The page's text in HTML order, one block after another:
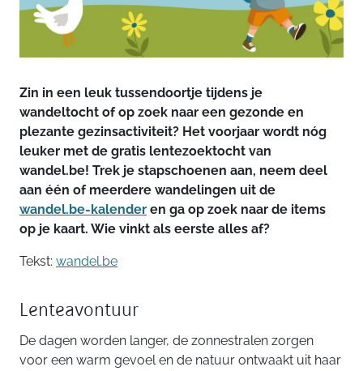
Zin in een leuk tussendoortje tijdens je
wandeltocht of op zoek naar een gezonde en
plezante gezinsactiviteit? Het voorjaar wordt nóg
leuker met de gratis lentezoektocht van
wandel.be! Trek je stapschoenen aan, neem deel
aan één of meerdere wandelingen uit de
wandel.be-kalender en ga op zoek naar de items
op je kaart. Wie vinkt als eerste alles af?
Tekst: wandel.be
Lenteavontuur
De dagen worden langer, de zonnestralen zorgen
voor een warm gevoel en de natuur ontwaakt uit haar